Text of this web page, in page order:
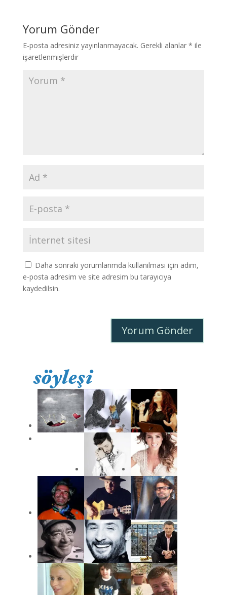
Yorum Gönder
E-posta adresiniz yayınlanmayacak. Gerekli alanlar * ile
işaretlenmişlerdir
Daha sonraki yorumlarımda kullanılması için adım,
e-posta adresim ve site adresim bu tarayıcıya
kaydedilsin.